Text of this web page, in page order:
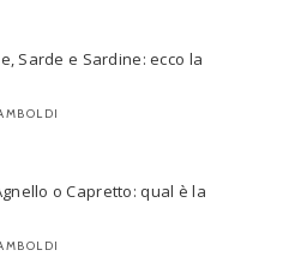
Sarde e Sardine: ecco la
o Capretto: qual è la